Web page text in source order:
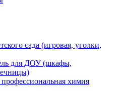
сада (игровая, уголки,
для ДОУ (шкафы,
химия